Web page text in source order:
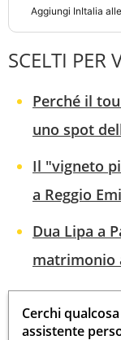
Aggiungi InItalia
SCELTI PER
Perché il
uno spot
Il "vigneto
a Reggio
Dua Lipa a
matrimonio
Cerchi
assistente